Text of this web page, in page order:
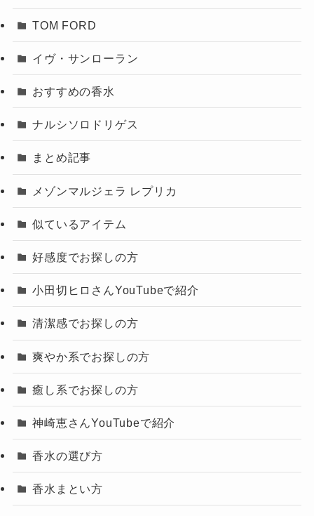
TOM FORD
イヴ・サンローラン
おすすめの香水
ナルシソロドリゲス
まとめ記事
メゾンマルジェラ レプリカ
似ているアイテム
好感度でお探しの方
小田切ヒロさんYouTubeで紹介
清潔感でお探しの方
爽やか系でお探しの方
癒し系でお探しの方
神崎恵さんYouTubeで紹介
香水の選び方
香水まとい方